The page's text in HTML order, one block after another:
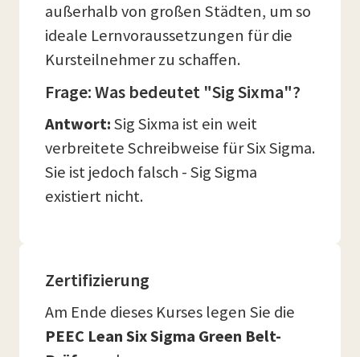
außerhalb von großen Städten, um so
ideale Lernvoraussetzungen für die
Kursteilnehmer zu schaffen.
Frage: Was bedeutet "Sig Sixma"?
Antwort:Sig Sixma ist ein weit
verbreitete Schreibweise für Six Sigma.
Sie ist jedoch falsch - Sig Sigma
existiert nicht.
Zertifizierung
Am Ende dieses Kurses legen Sie die
PEEC Lean Six Sigma Green Belt-